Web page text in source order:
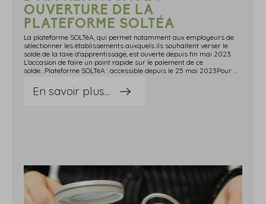
OUVERTURE DE LA
PLATEFORME SOLTÉA
La plateforme SOLTéA, qui permet notamment aux employeurs de
sélectionner les établissements auxquels ils souhaitent verser le
solde de la taxe d'apprentissage, est ouverte depuis fin mai 2023.
L'occasion de faire un point rapide sur le paiement de ce
solde…Plateforme SOLTéA : accessible depuis le 25 mai 2023Pour mémoire, à l'exception de l'Alsace-Moselle, la taxe d'apprentissage se compose : d'une part principale qui doit être déclarée, tous les mois, par l'intermédiaire de la DSN (déclaration sociale nominative) ; d'un solde qui doit être déclaré et payé annuellement.En 2023, ce solde a dû être déclaré et payé courant mai 2023 auprès de l'Urssaf ou de la MSA (mutualité sociale agricole).L'Urssaf va ensuite le reverser à la Caisse des dépôts, qui va le répartir entre les établissements et undefined ou les formations bénéficiaires, via la plateforme nationale « SOLTéA ».Grâce à cette plateforme en ligne, les employeurs peuvent notamment choisir les établissements auxquels ils souhaitent attribuer leurs crédits.Plus précisément, depuis le 25 mai 2023, les employeurs redevables du solde de la taxe d'apprentissage peuvent utiliser SOLTéA pour : consulter le catalogue des établissements habilités à percevoir le solde de la taxe d'apprentissage ; identifier et sélectionner les établissements qu'ils souhaitent soutenir ; déterminer la part de leur solde qu'ils souhaitent attribuer à chacun.Notez qu'un guide pratique est à votre disposition pour vous aider à vous servir de SOLTéa.Pour finir, retenez que si vous n'avez pas déclaré le solde de la taxe d'apprentissage à l'échéance des 5 et 15 mai, ou si une anomalie vous a été notifiée par l'Urssaf lors de cette déclaration, vous pourrez régulariser votre situation à l'échéance des 5 ou 15 juin sur la période déclarée du mois d'avril. Sources : Actualité de net-entreprises.fr du 26 mai 2023 : « SOLTéA : ouverture de la plateforme de répartition du solde de la taxe d'apprentissage pour les employeurs » Actualité de net-entreprises.fr du 25 mai 2023 : « Consignes déclaratives concernant le solde de la taxe d'apprentissage : attention aux déductions ! »Solde de la taxe d'apprentissage : ouverture de la plateforme SOLTéA - © Copyright WebLex
En savoir plus...